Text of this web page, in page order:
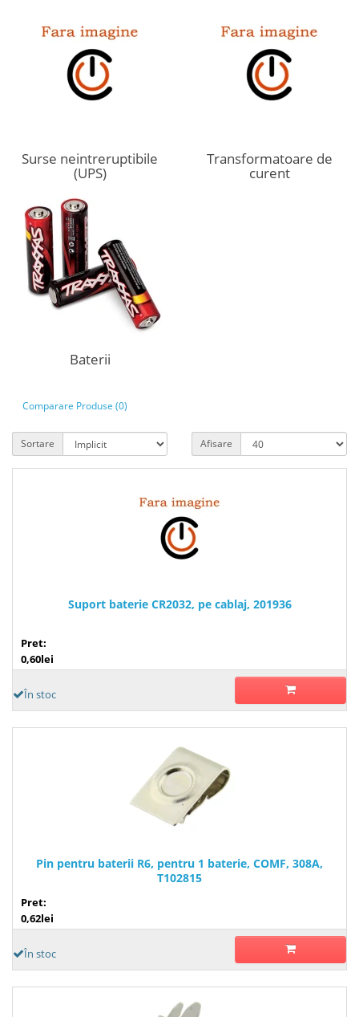
Surse neintreruptibile
(UPS)
Transformatoare de
curent
Baterii
Comparare Produse (0)
Sortare Afisare
Suport baterie CR2032, pe cablaj, 201936
Pret:
0,60lei
În stoc
Pin pentru baterii R6, pentru 1 baterie, COMF, 308A,
T102815
Pret:
0,62lei
În stoc